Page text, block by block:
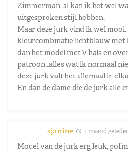
Zimmerman, al kan ik het wel
uitgesproken stijl hebben.
Maar deze jurk vind ik wel mooi.
kleurcombinatie lichtblauw met
dan het model met V hals en
patroon…alles wat ik normaal
deze jurk valt het allemaal in
En dan de dame die de jurk alle
sjanine 1 maand
Model van de jurk erg leuk,